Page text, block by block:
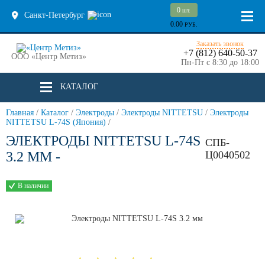
Санкт-Петербург
0 шт.
0.00 РУБ.
ООО «Центр Метиз»
Заказать звонок
+7 (812) 640-50-37
Пн-Пт с 8:30 до 18:00
КАТАЛОГ
Главная / Каталог / Электроды / Электроды NITTETSU / Электроды
NITTETSU L-74S (Япония) /
ЭЛЕКТРОДЫ NITTETSU L-74S
3.2 ММ -
СПБ-
Ц0040502
В наличии